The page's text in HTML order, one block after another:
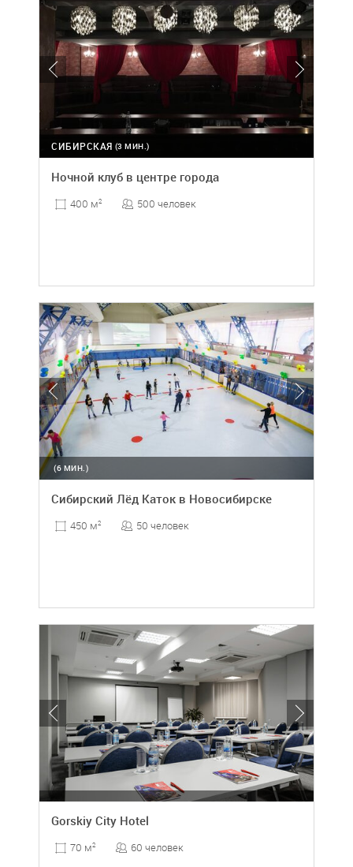
(3 МИН.)
СИБИРСКАЯ
Ночной клуб в центре города
400 м2 500 человек
(6 МИН.)
Сибирский Лёд Каток в Новосибирске
450 м2 50 человек
Gorskiy City Hotel
70 м2 60 человек